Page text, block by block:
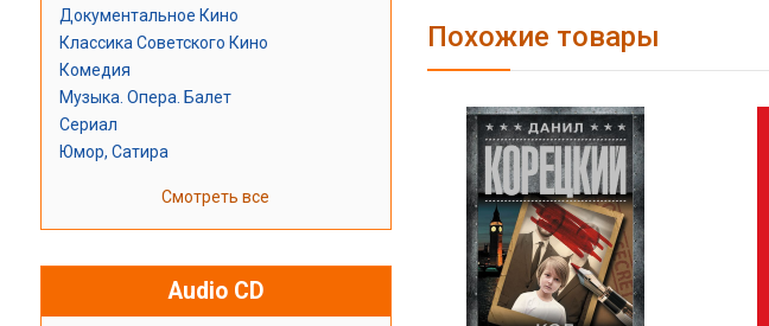
Документальное Кино
Классика Советского Кино
Комедия
Музыка. Опера. Балет
Сериал
Юмор, Сатира
Смотреть все
Audio CD
Похожие товары